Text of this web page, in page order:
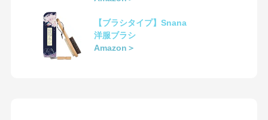
【ブラシタイプ】Snana
洋服ブラシ
Amazon＞